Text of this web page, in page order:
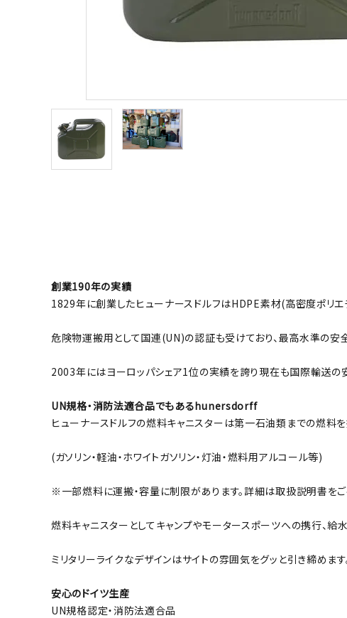
創業190年の実績
1829年に創業したヒューナースドルフはHDPE素材(高密度ポリ
危険物運搬用として国連(UN)の認証も受けており、最高水準の安
2003年にはヨーロッパシェア1位の実績を誇り現在も国際輸送の
UN規格・消防法適合品でもあるhunersdorff
ヒューナースドルフの燃料キャニスターは第一石油類までの燃料を
(ガソリン・軽油・ホワイトガソリン・灯油・燃料用アルコール等)
※一部燃料に運搬・容量に制限があります。詳細は取扱説明書をご
燃料キャニスターとしてキャンプやモータースポーツへの携行、給
ミリタリーライクなデザインはサイトの雰囲気をグッと引き締めます
安心のドイツ生産
UN規格認定・消防法適合品